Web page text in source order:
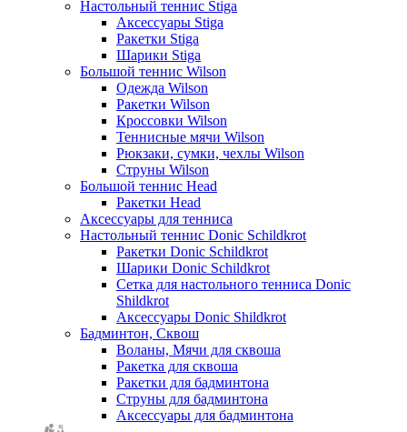
Настольный теннис Stiga
Аксессуары Stiga
Ракетки Stiga
Шарики Stiga
Большой теннис Wilson
Одежда Wilson
Ракетки Wilson
Кроссовки Wilson
Теннисные мячи Wilson
Рюкзаки, сумки, чехлы Wilson
Струны Wilson
Большой теннис Head
Ракетки Head
Аксессуары для тенниса
Настольный теннис Donic Schildkrot
Ракетки Donic Schildkrot
Шарики Donic Schildkrot
Сетка для настольного тенниса Donic
Shildkrot
Аксессуары Donic Shildkrot
Бадминтон, Сквош
Воланы, Мячи для сквоша
Ракетка для сквоша
Ракетки для бадминтона
Струны для бадминтона
Аксессуары для бадминтона